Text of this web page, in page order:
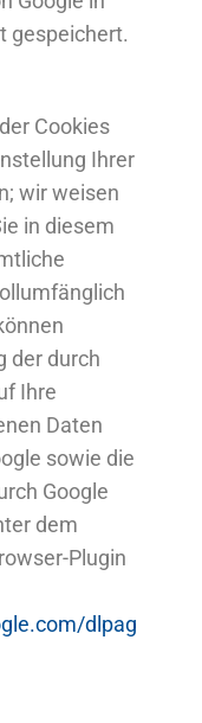
gespeichert.
Cookies
Ihrer
wir weisen
in diesem
der durch
Ihre
Daten
sowie die
Google
dem
Plugin
dlpag